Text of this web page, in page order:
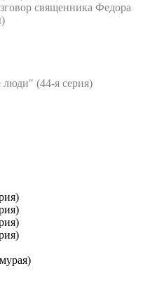
священника Федора
(44-я серия)